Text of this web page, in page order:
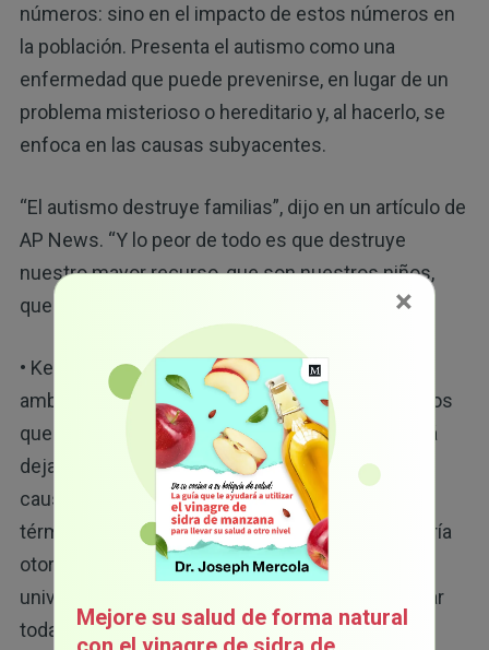
números: sino en el impacto de estos números en
la población. Presenta el autismo como una
enfermedad que puede prevenirse, en lugar de un
problema misterioso o hereditario y, al hacerlo, se
enfoca en las causas subyacentes.
“El autismo destruye familias”, dijo en un artículo de
AP News. “Y lo peor de todo es que destruye
nuestro mayor recurso, que son nuestros niños,
que son los menos culpables".
• Kennedy está decidido a identificar las causas
ambientales: a diferencia de muchos funcionarios
que tuvieron el cargo antes que él, Kennedy está
dejando claro que su equipo no esconderá las
causas controversiales o inconvenientes en
términos políticos. También dijo que su secretaría
otorgará subvenciones de investigación a
universidades y científicos dispuestos a estudiar
todas las variables ambientales.
×
Mejore su salud de forma natural